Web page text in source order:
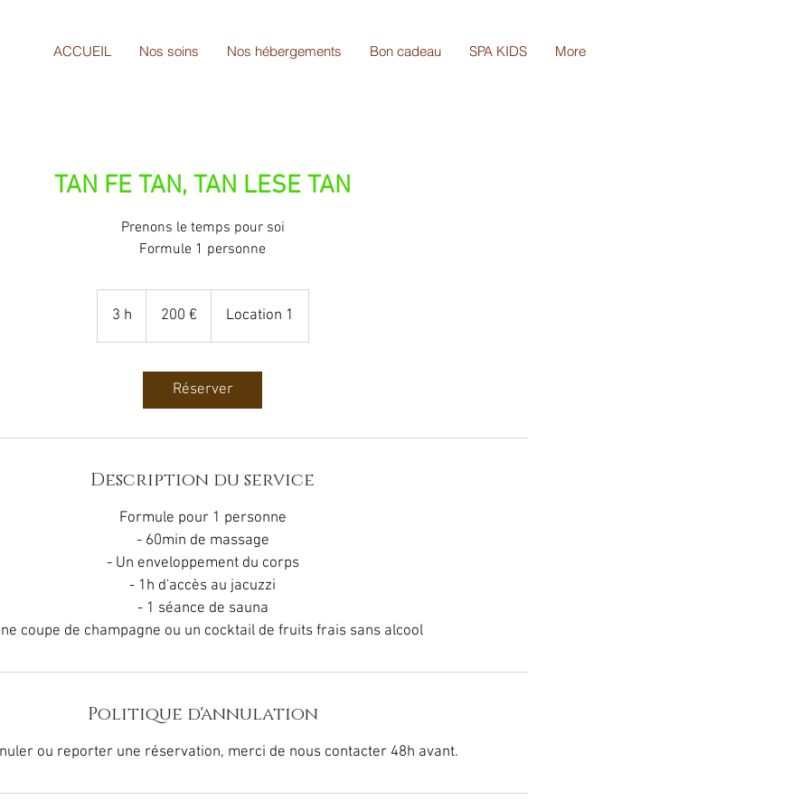
ACCUEIL Nos soins Nos hébergements Bon cadeau SPA KIDS More
TAN FE TAN, TAN LESE TAN
Prenons le temps pour soi
Formule 1 personne
3 h
h
200 € Location 1
Réserver
Description du service
Formule pour 1 personne
- 60min de massage
- Un enveloppement du corps
- 1h d'accès au jacuzzi
- 1 séance de sauna
coupe de champagne ou un cocktail de fruits frais sans alcool
Politique d'annulation
ou reporter une réservation, merci de nous contacter 48h avant.